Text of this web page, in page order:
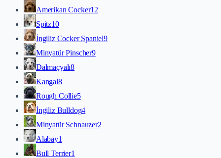
Amerikan Cocker12
Spitz10
İngiliz Cocker Spaniel9
Minyatür Pinscher9
Dalmaçyalı8
Kangal8
Rough Collie5
İngiliz Bulldog4
Minyatür Schnauzer2
Alabay1
Bull Terrier1